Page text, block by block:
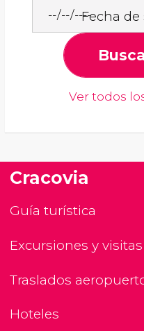
Fecha de
Ver todos
Cracovia
Guía turística
Excursiones y
Traslados
Hoteles